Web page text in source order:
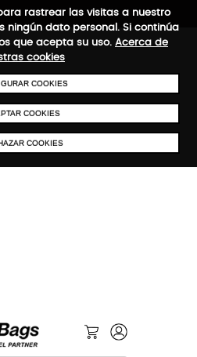
rastrear las visitas a nuestro
ningún dato personal. Si continúa
que acepta su uso. Acerca de
cookies
COOKIES
COOKIES
COOKIES
DE 50 €